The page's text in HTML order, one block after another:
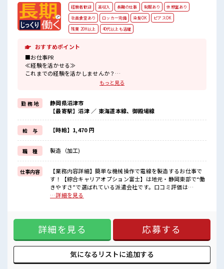
経験者歓迎 高収入 長期の仕事 制服あり
休憩室あり
社員食堂あり
ロッカー完備 染髪OK
ピアスOK
残業 20H以上
40代以上も活躍
おすすめポイント
■お仕事PR
≪経験を活かせる≫
これまでの経験を活かしませんか？
≪残業で収入アップ≫
高収入を希望される方にオススメ。
残業は月20時間以上あります♪
≪ヘアカラーOKで自由な雰囲気の職場≫
明るすぎたり奇抜でなければ基本的に自由！
(規定有)≪ラクラク制服アリ≫
制服があるので、
毎日の服装の悩み解消♪
≪収入アップを目指せる≫
高時給だらけの派遣のお仕事です！
■職場の雰囲気
明るすぎたり奇抜過ぎなければヘアカラーOK！
ロッカーあり！
安心してお仕事に集中♪
残業がしっかりあるお仕事！
もっと見る
勤 務 地
静岡県沼津市
【最寄駅】沼津 ／ 東海道本線、御殿場線
給 与 【時給】1,470 円
職 種 製造（加工)
仕事内容
【業務内容詳細】簡単な機械操作で電線を製造するお仕事で
す！【綜合キャリアオプション富士】は地元・静岡東部で“働
きやすさ”で選ばれている派遣会社です。口コミ評価は
【★3.9】と地域トップクラスで、対応の丁寧さやフォロー体
や迷いのある方も、冨士・富士宮・沼津・三島・伊豆の国・
御殿場・小山町エリアでの仕事探しなら私たちがしっかり伴
走します。あなたに合う職場探しを“地元密着”でお手伝いし
ます。まずはお気軽にお問い合わせください。 【取扱製品情
報】 架空送電線および部品メタルケーブル特機・産機用コネ
…詳細を見る
詳細を見る 応募する
気になるリストに追加する